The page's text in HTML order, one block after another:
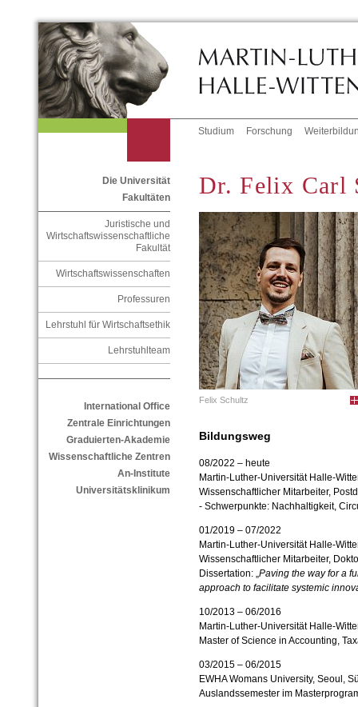
Studium Forschung
Die Universität
Fakultäten
Juristische und
Wirtschaftswissenschaftliche
Fakultät
Wirtschaftswissenschaften
Professuren
Lehrstuhl für Wirtschaftsethik
Lehrstuhlteam
International Office
Zentrale Einrichtungen
Graduierten-Akademie
Wissenschaftliche Zentren
An-Institute
Universitätsklinikum
Dr. Felix Carl
Felix Schultz
Bildungsweg
08/2022 – heute
Martin-Luther-Universität Halle-
Wissenschaftlicher Mitarbeiter,
- Schwerpunkte: Nachhaltigkeit,
01/2019 – 07/2022
Martin-Luther-Universität Halle-
Wissenschaftlicher Mitarbeiter,
Dissertation: „Paving the way for a
approach to facilitate systemic
10/2013 – 06/2016
Martin-Luther-Universität Halle-
Master of Science in Accounting,
03/2015 – 06/2015
EWHA Womans University, Seoul,
Auslandssemester im